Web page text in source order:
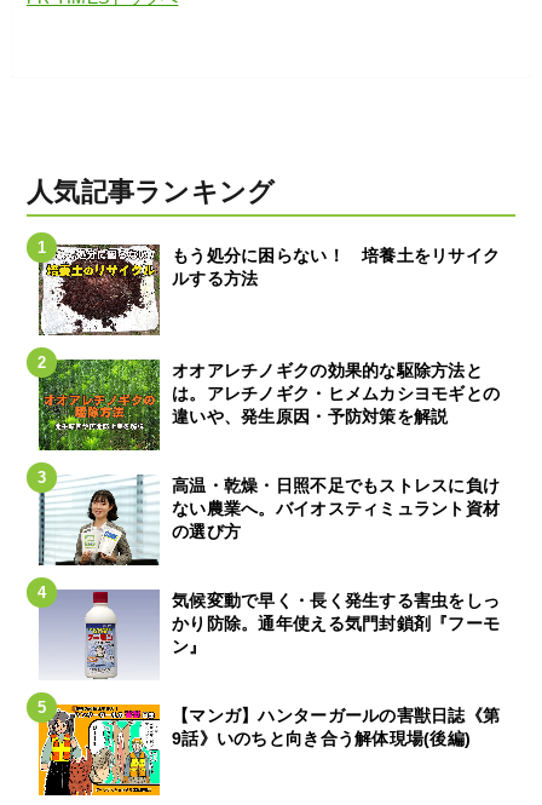
人気記事ランキング
もう処分に困らない！ 培養土をリサイク
ルする方法
オオアレチノギクの効果的な駆除方法と
は。アレチノギク・ヒメムカシヨモギとの
違いや、発生原因・予防対策を解説
高温・乾燥・日照不足でもストレスに負け
ない農業へ。バイオスティミュラント資材
の選び方
気候変動で早く・長く発生する害虫をしっ
かり防除。通年使える気門封鎖剤『フーモ
ン』
【マンガ】ハンターガールの害獣日誌《第
9話》いのちと向き合う解体現場(後編)